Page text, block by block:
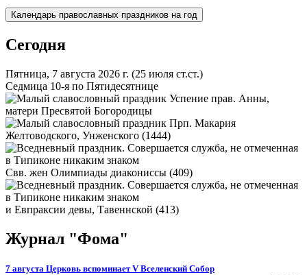
Календарь православных праздников на год
Сегодня
Пятница, 7 августа 2026 г. (25 июля ст.ст.)
Седмица 10-я по Пятидесятнице
Успение прав. Анны,
матери Пресвятой Богородицы
Прп. Макария
Желтоводского, Унженского (1444)
Свв. жен Олимпиады диакониссы (409)
и Евпраксии девы, Тавеннской (413)
Журнал "Фома"
7 августа Церковь вспоминает V Вселенский Собор